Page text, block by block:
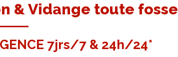
& Vidange toute fosse
7jrs/7 & 24h/24*